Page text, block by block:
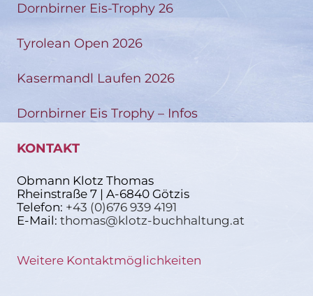
Dornbirner Eis-Trophy 26
Tyrolean Open 2026
Kasermandl Laufen 2026
Dornbirner Eis Trophy – Infos
KONTAKT
Obmann Klotz Thomas
Rheinstraße 7 | A-6840 Götzis
Telefon: +43 (0)676 939 4191
E-Mail: thomas@klotz-buchhaltung.at
Weitere Kontaktmöglichkeiten